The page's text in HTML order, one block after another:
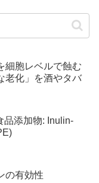
細胞レベルで蝕む
老化」を酒やタバ
品添加物: Inulin-
の有効性